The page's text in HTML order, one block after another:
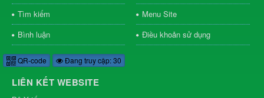
Tìm kiếm
Menu Site
Bình luận
Điều khoản sử dụng
QR-code Đang truy cập: 30
LIÊN KẾT WEBSITE